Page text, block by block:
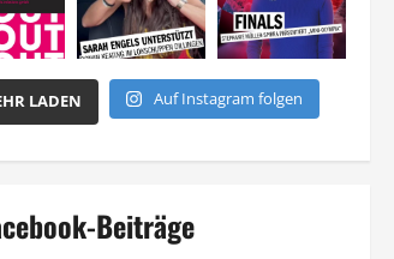
LADEN Auf Instagram folgen
Beiträge